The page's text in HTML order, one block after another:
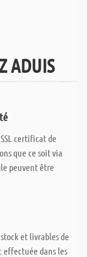
ADUIS
certificat de
que ce soit via
peuvent être
et livrables de
effectuée dans les